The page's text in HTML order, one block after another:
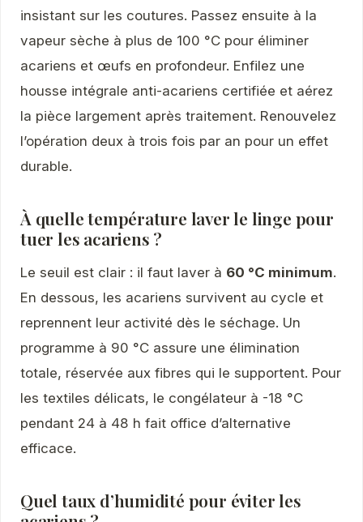
insistant sur les coutures. Passez ensuite à la
vapeur sèche à plus de 100 °C pour éliminer
acariens et œufs en profondeur. Enfilez une
housse intégrale anti-acariens certifiée et aérez
la pièce largement après traitement. Renouvelez
l’opération deux à trois fois par an pour un effet
durable.
À quelle température laver le linge pour
tuer les acariens ?
Le seuil est clair : il faut laver à 60 °C minimum.
En dessous, les acariens survivent au cycle et
reprennent leur activité dès le séchage. Un
programme à 90 °C assure une élimination
totale, réservée aux fibres qui le supportent. Pour
les textiles délicats, le congélateur à -18 °C
pendant 24 à 48 h fait office d’alternative
efficace.
Quel taux d’humidité pour éviter les